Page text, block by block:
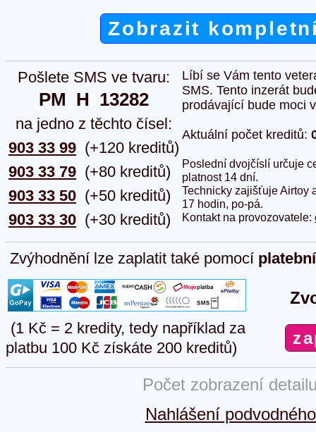
Zobrazit
Pošlete SMS ve tvaru:
PM  H  13282
na jedno z těchto čísel:
903 33 99
903 33 79
903 33 50
903 33 30
(+120 kreditů)
(+80 kreditů)
(+50 kreditů)
(+30 kreditů)
Líbí se Vám tento
SMS. Tento inzerát
prodávající bude moci
Aktuální počet kreditů:
Poslední dvojčíslí určuje
platnost 14 dní.
Technicky zajišťuje Airtoy
17 hodin, po-pá.
Kontakt na provozovatele:
Zvýhodnění lze zaplatit také pomocí
(1 Kč = 2 kredity, tedy například za
platbu 100 Kč získáte 200 kreditů)
Počet zobrazení
Nahlášení